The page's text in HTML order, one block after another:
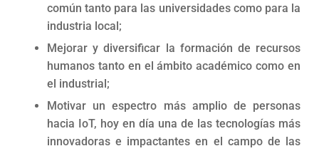
común tanto para las universidades como para la
industria local;
Mejorar y diversificar la formación de recursos
humanos tanto en el ámbito académico como en
el industrial;
Motivar un espectro más amplio de personas
hacia IoT, hoy en día una de las tecnologías más
innovadoras e impactantes en el campo de las